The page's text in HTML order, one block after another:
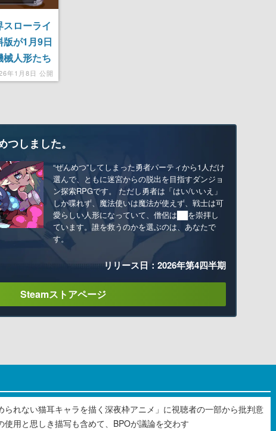
スローライ
が1月9日
人形たち
どが楽しめ
年1月8日 公開
つしました。
“ぜんめつ”してしまった勇者パーティから1人だけ
選んで、ともに迷宮からの脱出を目指すダンジョ
ン探索RPGです。 ただし勇者は「はい/いいえ」
しか喋れず、魔法使いは魔法が使えず、戦士は可
愛らしい人形になっていて、僧侶は██を崇拝し
ています。誰を救うのかを選ぶのは、あなたで
す。
リリース日：2026年第4四半期
Steamストアページ
られない猫耳キャラを描く深夜枠アニメ」に視聴者の一部から批判意
使用と思しき描写も含めて、BPOが議論を交わす